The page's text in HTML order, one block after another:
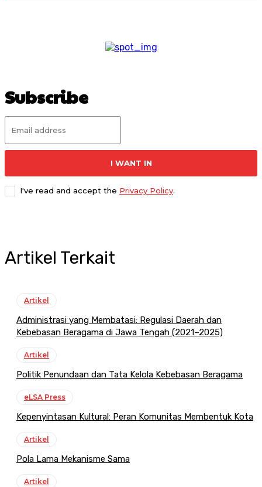
Subscribe
I WANT IN
I've read and accept the Privacy Policy.
Artikel Terkait
Artikel
Administrasi yang Membatasi: Regulasi Daerah dan
Kebebasan Beragama di Jawa Tengah (2021–2025)
Artikel
Politik Penundaan dan Tata Kelola Kebebasan Beragama
eLSA Press
Kepenyintasan Kultural: Peran Komunitas Membentuk Kota
Artikel
Pola Lama Mekanisme Sama
Artikel